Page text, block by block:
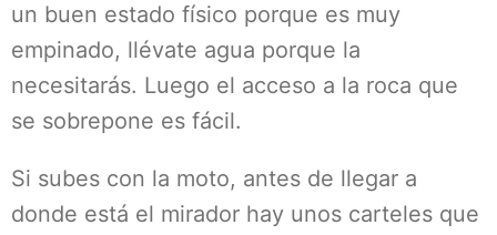
un buen estado físico porque es muy
empinado, llévate agua porque la
necesitarás. Luego el acceso a la roca que
se sobrepone es fácil.
Si subes con la moto, antes de llegar a
donde está el mirador hay unos carteles que